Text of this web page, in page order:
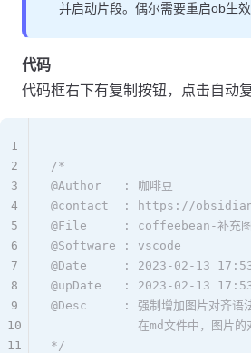
并启动片段。偶尔需要重启ob生效
代码
代码框右下有复制按钮，点击自动
/*
@Author   : 咖啡豆
@contact  : https://
@File     : coffeebean-补充图
@Software : vscode
@Date     : 2023-02-13
@upDate   : 2023-02-13
@Desc     : 强制增加图片对齐
在md文件中，图
*/
1
2
3
4
5
6
7
8
9
10
11